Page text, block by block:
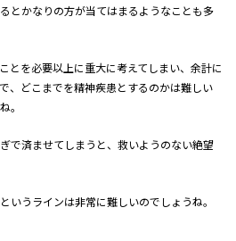
とかなりの方が当てはまるようなことも多
とを必要以上に重大に考えてしまい、余計に
、どこまでを精神疾患とするのかは難しい
。
で済ませてしまうと、救いようのない絶望
いうラインは非常に難しいのでしょうね。